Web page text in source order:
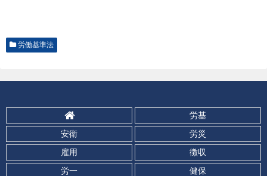
労働基準法
労基
安衛
労災
雇用
徴収
労一
健保